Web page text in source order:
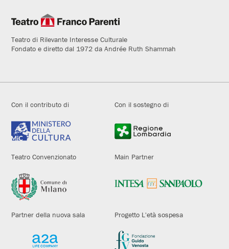
Teatro di Rilevante Interesse Culturale
Fondato e diretto dal 1972 da Andrée Ruth Shammah
Con il contributo di Con il sostegno di
Teatro Convenzionato Main Partner
Partner della nuova sala Progetto L'età sospesa